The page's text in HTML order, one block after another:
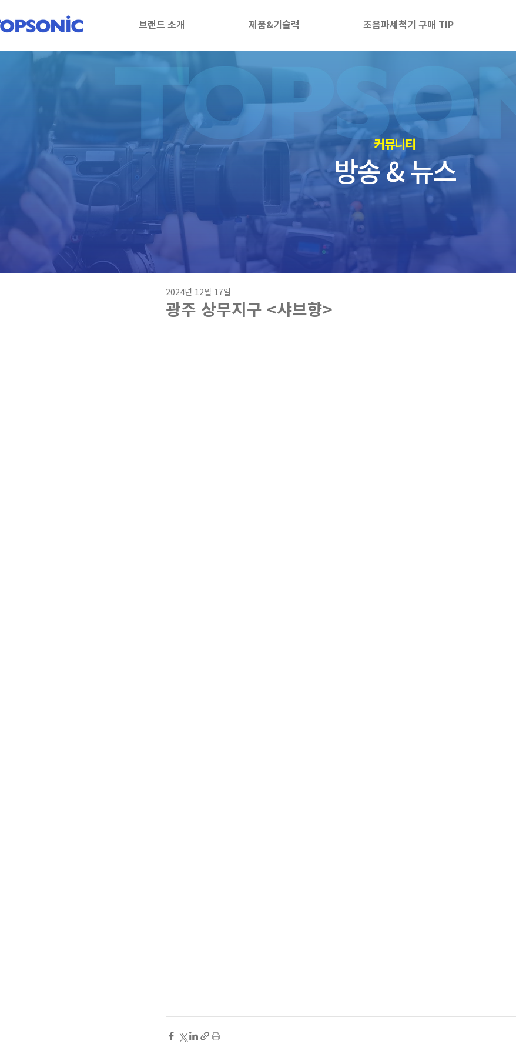
브랜드 소개 제품&기술력 초음파세척기 구매 TIP
​커뮤니티
방송 & 뉴스
광주 상무지구 <샤브향>
2024년 12월 17일